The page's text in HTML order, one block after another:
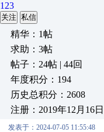
123
关注 私信
精华：1帖
求助：3帖
帖子：24帖 | 44回
年度积分：194
历史总积分：2608
注册：2019年12月16日
发表于：2024-07-05 11:55:48